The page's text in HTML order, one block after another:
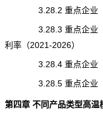
3.28.2 重点企业（28
3.28.3 重点企业（28
利率（2021-2026）
3.28.4 重点企业（
3.28.5 重点企业（
第四章 不同产品类型高温